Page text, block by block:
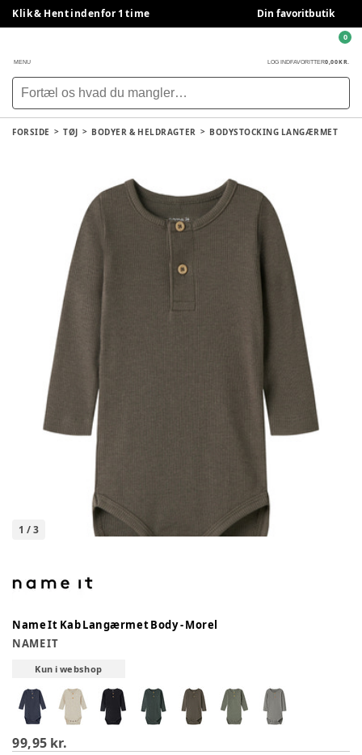
Klik & Hent indenfor 1 time Din favoritbutik
MENU LOG INDFAVORITTER0,00 KR.
0
FORSIDE TØJ BODYER & HELDRAGTER BODYSTOCKING LANGÆRMET
1 /3
Name It Kab Langærmet Body - Morel
NAME IT
Kun i webshop
99,95 kr.